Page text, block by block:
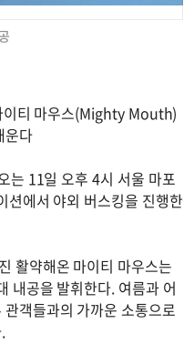
이티 마우스(Mighty Mouth)
운다
는 11일 오후 4시 서울 마포
션에서 야외 버스킹을 진행한
활약해온 마이티 마우스는
내공을 발휘한다. 여름과 어
객들과의 가까운 소통으로